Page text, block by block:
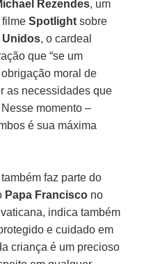
Rezendes, um
filmeSpotlight sobre
Unidos, o cardeal
que “se um
moral de
as necessidades que
momento –
é sua máxima
faz parte do
Papa Francisco no
indica também
e cuidado em
criança é um precioso